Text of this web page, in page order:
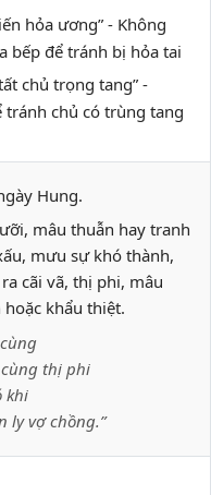
hỏa ương” - Không
bếp để tránh bị hỏa tai
chủ trọng tang” -
tránh chủ có trùng tang
Hung.
mâu thuẫn hay tranh
mưu sự khó thành,
cãi vã, thị phi, mâu
khẩu thiệt.
thị phi
khi
ly vợ chồng.”